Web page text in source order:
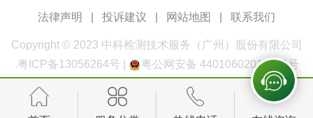
法律声明 投诉建议 网站地图 联系我们
Copyright © 2023 中科检测 技术服务（广州）股份有限公司
.粤ICP备13056264号 粤公网安备 44010602011168号
化肥检测 微生物菌剂检测
有机肥检测 钾肥检测
磷酸肥料检测